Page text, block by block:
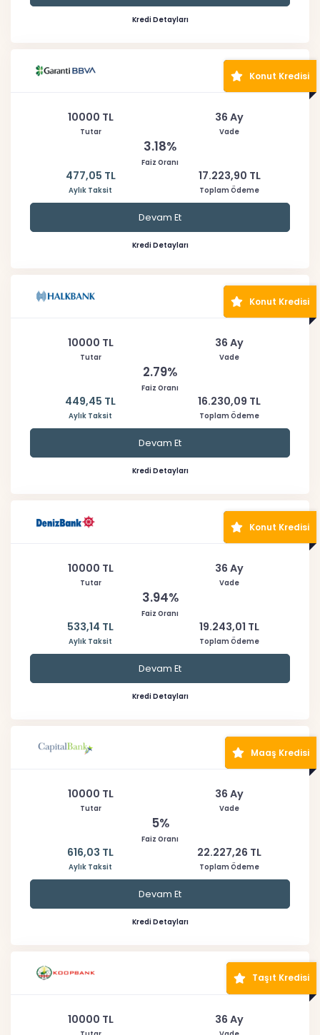
Kredi Detayları
Konut Kredisi
10000 TL
Tutar
36 Ay
Vade
3.18%
Faiz Oranı
477,05 TL
Aylık Taksit
17.223,90 TL
Toplam Ödeme
Devam Et
Kredi Detayları
Konut Kredisi
10000 TL
Tutar
36 Ay
Vade
2.79%
Faiz Oranı
449,45 TL
Aylık Taksit
16.230,09 TL
Toplam Ödeme
Devam Et
Kredi Detayları
Konut Kredisi
10000 TL
Tutar
36 Ay
Vade
3.94%
Faiz Oranı
533,14 TL
Aylık Taksit
19.243,01 TL
Toplam Ödeme
Devam Et
Kredi Detayları
Maaş Kredisi
10000 TL
Tutar
36 Ay
Vade
5%
Faiz Oranı
616,03 TL
Aylık Taksit
22.227,26 TL
Toplam Ödeme
Devam Et
Kredi Detayları
Taşıt Kredisi
10000 TL 36 Ay